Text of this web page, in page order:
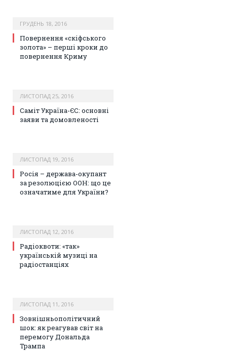
ГРУДЕНЬ 18, 2016
Повернення «скіфського
золота» – перші кроки до
повернення Криму
ЛИСТОПАД 25, 2016
Саміт Україна-ЄС: основні
заяви та домовленості
ЛИСТОПАД 19, 2016
Росія – держава-окупант
за резолюцією ООН: що це
означатиме для України?
ЛИСТОПАД 12, 2016
Радіоквоти: «так»
українській музиці на
радіостанціях
ЛИСТОПАД 11, 2016
Зовнішньополітичний
шок: як реагував світ на
перемогу Дональда
Трампа